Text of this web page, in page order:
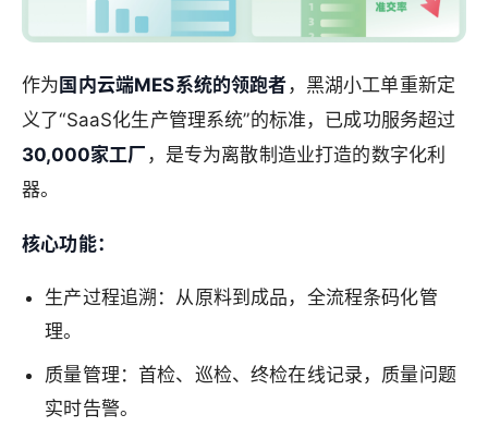
作为 国内云端MES系统的领跑者 ，黑湖小工单重新定
义了“SaaS化生产管理系统”的标准，已成功服务超过
30,000家工厂 ，是专为离散制造业打造的数字化利
器。
核心功能：
生产过程追溯：从原料到成品，全流程条码化管
理。
质量管理：首检、巡检、终检在线记录，质量问题
实时告警。